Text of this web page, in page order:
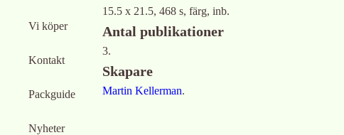
Vi köper
Kontakt
Packguide
Nyheter
15.5 x 21.5, 468 s, färg, inb.
Antal publikationer
3.
Skapare
Martin Kellerman.